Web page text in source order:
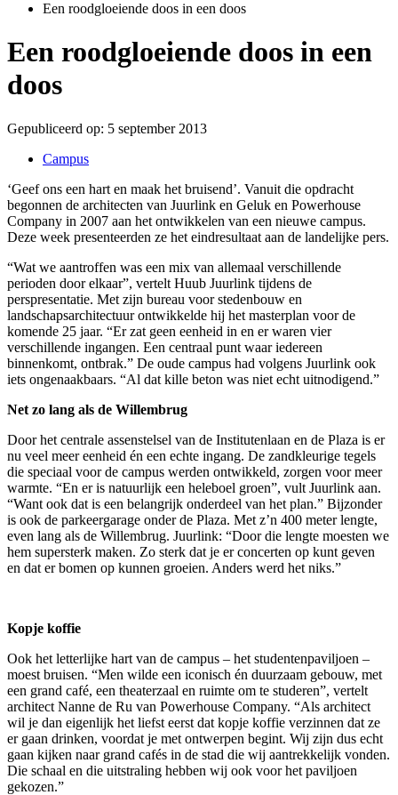
Een roodgloeiende doos in een doos
Een roodgloeiende doos in een
doos
Gepubliceerd op: 5 september 2013
Campus
‘Geef ons een hart en maak het bruisend’. Vanuit die opdracht
begonnen de architecten van Juurlink en Geluk en Powerhouse
Company in 2007 aan het ontwikkelen van een nieuwe campus.
Deze week presenteerden ze het eindresultaat aan de landelijke pers.
“Wat we aantroffen was een mix van allemaal verschillende
perioden door elkaar”, vertelt Huub Juurlink tijdens de
perspresentatie. Met zijn bureau voor stedenbouw en
landschapsarchitectuur ontwikkelde hij het masterplan voor de
komende 25 jaar. “Er zat geen eenheid in en er waren vier
verschillende ingangen. Een centraal punt waar iedereen
binnenkomt, ontbrak.” De oude campus had volgens Juurlink ook
iets ongenaakbaars. “Al dat kille beton was niet echt uitnodigend.”
Net zo lang als de Willembrug
Door het centrale assenstelsel van de Institutenlaan en de Plaza is er
nu veel meer eenheid én een echte ingang. De zandkleurige tegels
die speciaal voor de campus werden ontwikkeld, zorgen voor meer
warmte. “En er is natuurlijk een heleboel groen”, vult Juurlink aan.
“Want ook dat is een belangrijk onderdeel van het plan.” Bijzonder
is ook de parkeergarage onder de Plaza. Met z’n 400 meter lengte,
even lang als de Willembrug. Juurlink: “Door die lengte moesten we
hem supersterk maken. Zo sterk dat je er concerten op kunt geven
en dat er bomen op kunnen groeien. Anders werd het niks.”
Kopje koffie
Ook het letterlijke hart van de campus – het studentenpaviljoen –
moest bruisen. “Men wilde een iconisch én duurzaam gebouw, met
een grand café, een theaterzaal en ruimte om te studeren”, vertelt
architect Nanne de Ru van Powerhouse Company. “Als architect
wil je dan eigenlijk het liefst eerst dat kopje koffie verzinnen dat ze
er gaan drinken, voordat je met ontwerpen begint. Wij zijn dus echt
gaan kijken naar grand cafés in de stad die wij aantrekkelijk vonden.
Die schaal en die uitstraling hebben wij ook voor het paviljoen
gekozen.”